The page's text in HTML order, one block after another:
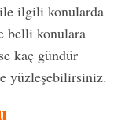
ilgili konularda
belli konulara
kaç gündür
yüzleşebilirsiniz.